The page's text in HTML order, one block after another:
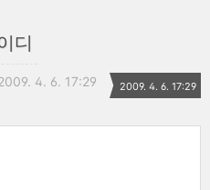
디
4. 6. 17:29 2009. 4. 6. 17:29